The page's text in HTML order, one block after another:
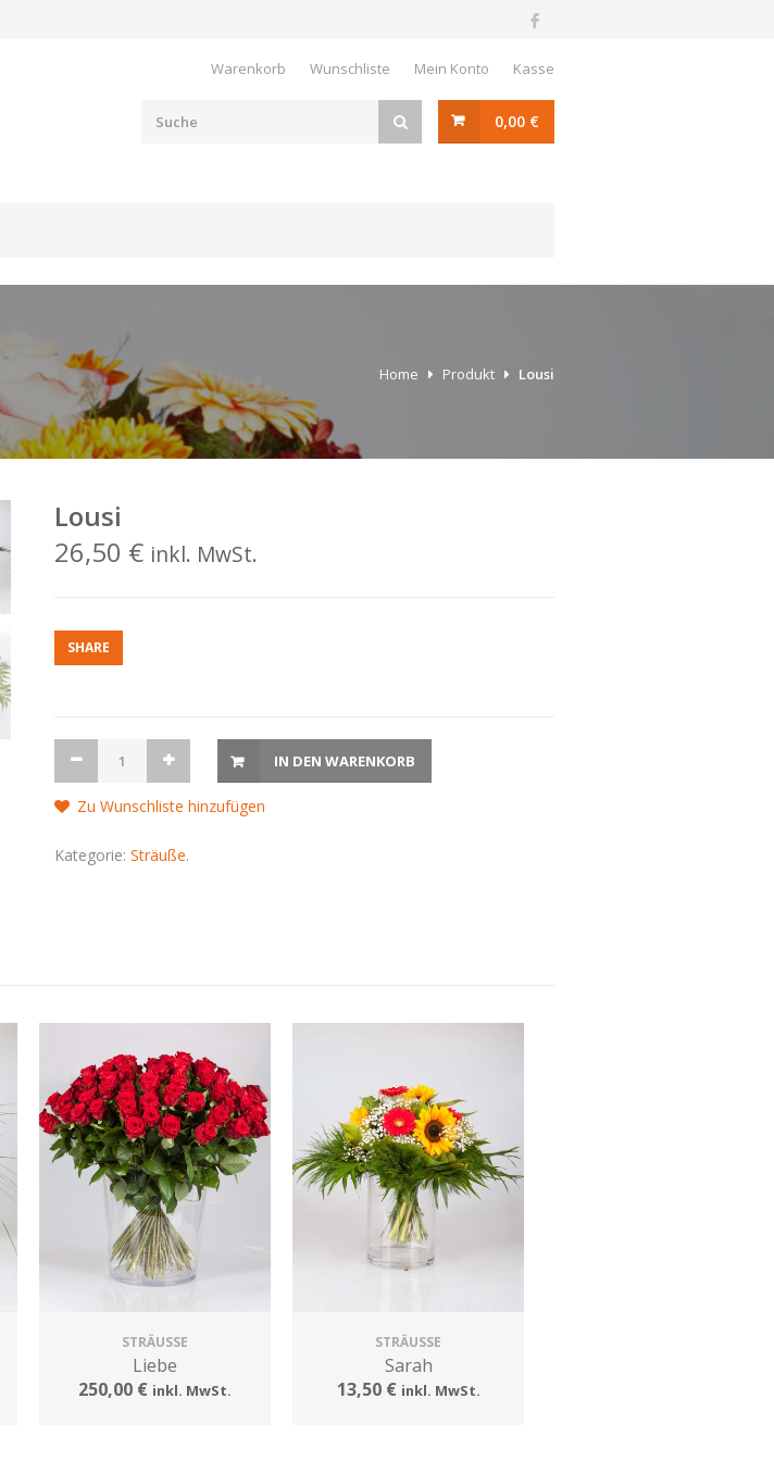
Warenkorb Wunschliste Mein Konto Kasse
0,00 €
Home Produkt Lousi
Lousi
26,50 € inkl. MwSt.
SHARE
IN DEN WARENKORB
Zu Wunschliste hinzufügen
Kategorie: Sträuße.
STRÄUSSE
Liebe
250,00 € inkl. MwSt.
STRÄUSSE
Sarah
13,50 € inkl. MwSt.